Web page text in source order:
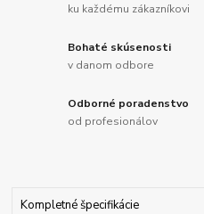
ku každému zákazníkovi
Bohaté skúsenosti
v danom odbore
Odborné poradenstvo
od profesionálov
Kompletné špecifikácie